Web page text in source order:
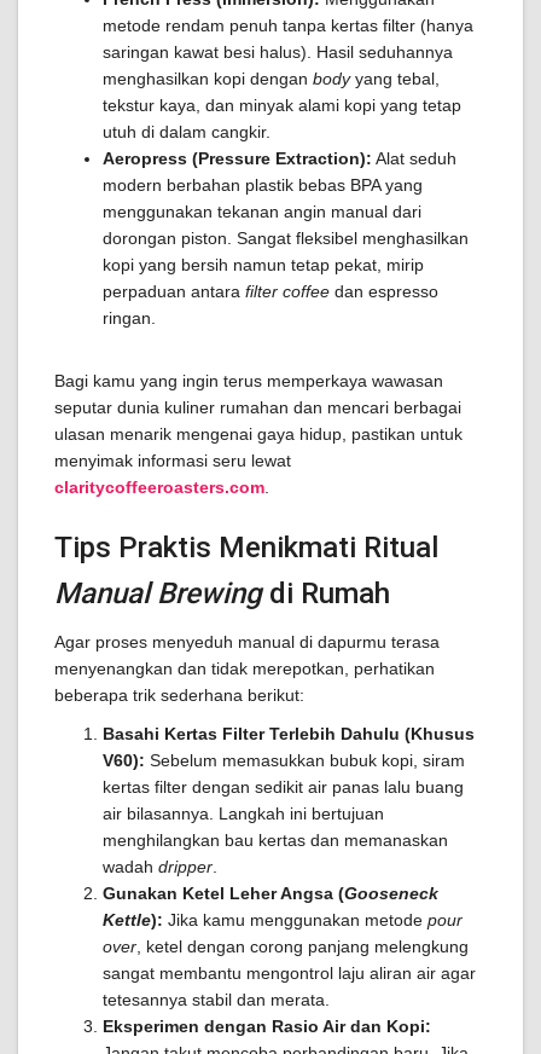
metode rendam penuh tanpa kertas filter (hanya
saringan kawat besi halus). Hasil seduhannya
menghasilkan kopi dengan bodyyang tebal,
tekstur kaya, dan minyak alami kopi yang tetap
utuh di dalam cangkir.
Aeropress (Pressure Extraction): Alat seduh
modern berbahan plastik bebas BPA yang
menggunakan tekanan angin manual dari
dorongan piston. Sangat fleksibel menghasilkan
kopi yang bersih namun tetap pekat, mirip
perpaduan antara filter coffee dan espresso
ringan.
Bagi kamu yang ingin terus memperkaya wawasan
seputar dunia kuliner rumahan dan mencari berbagai
ulasan menarik mengenai gaya hidup, pastikan untuk
menyimak informasi seru lewat
claritycoffeeroasters.com
Tips Praktis Menikmati Ritual
Manual Brewingdi Rumah
Agar proses menyeduh manual di dapurmu terasa
menyenangkan dan tidak merepotkan, perhatikan
beberapa trik sederhana berikut:
Basahi Kertas Filter Terlebih Dahulu (Khusus
V60): Sebelum memasukkan bubuk kopi, siram
kertas filter dengan sedikit air panas lalu buang
air bilasannya. Langkah ini bertujuan
menghilangkan bau kertas dan memanaskan
wadah dripper
Gunakan Ketel Leher Angsa (Gooseneck
Kettle): Jika kamu menggunakan metode pour
over , ketel dengan corong panjang melengkung
sangat membantu mengontrol laju aliran air agar
tetesannya stabil dan merata.
Eksperimen dengan Rasio Air dan Kopi: